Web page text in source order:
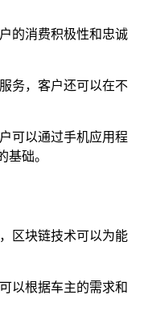
的消费积极性和忠诚
务，客户还可以在不
可以通过手机应用程
础。
区块链技术可以为能
以根据车主的需求和